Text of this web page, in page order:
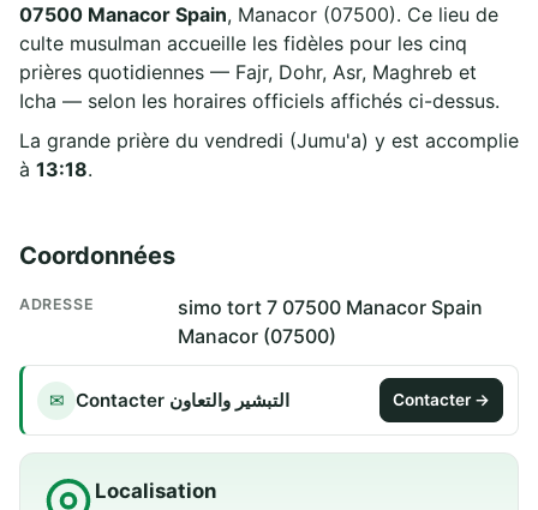
07500 Manacor Spain, Manacor (07500). Ce lieu de
culte musulman accueille les fidèles pour les cinq
prières quotidiennes — Fajr, Dohr, Asr, Maghreb et
Icha — selon les horaires officiels affichés ci-dessus.
La grande prière du vendredi (Jumu'a) y est accomplie
à 13:18.
Coordonnées
ADRESSE
simo tort 7 07500 Manacor Spain
Manacor (07500)
✉ Contacter التبشير والتعاون Contacter →
Localisation